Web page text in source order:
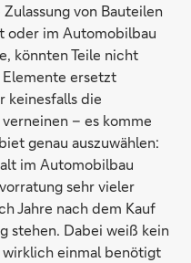
von Bauteilen
oder im Automobilbau
könnten Teile nicht
ersetzt
keinesfalls die
– es komme
genau auszuwählen:
im Automobilbau
sehr vieler
Jahre nach dem Kauf
stehen. Dabei weiß kein
einmal benötigt